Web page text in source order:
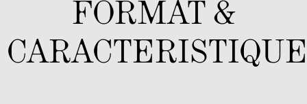
FORMAT &